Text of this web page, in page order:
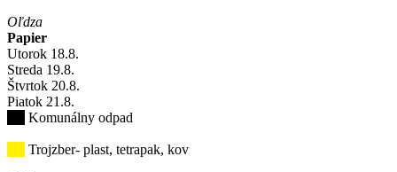
Oľdza
Papier
Utorok 18.8.
Streda 19.8.
Štvrtok 20.8.
Piatok 21 .8.
Komunálny odpad
Trojzber- plast, tetrapak, kov